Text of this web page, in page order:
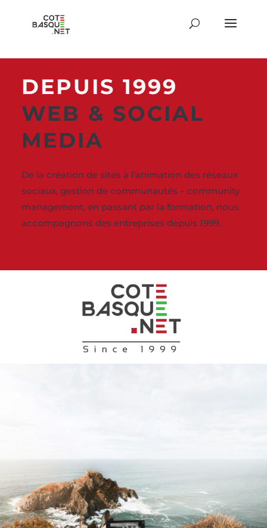
DEPUIS 1999
WEB & SOCIAL
MEDIA
De la création de sites à l’animation des réseaux
sociaux, gestion de communautés – community
management, en passant par la formation, nous
accompagnons des entreprises depuis 1999.